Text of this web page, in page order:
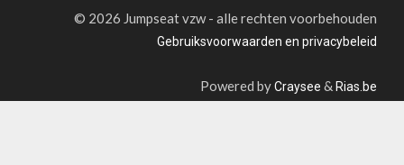
© 2026 Jumpseat vzw - alle rechten voorbehouden
Gebruiksvoorwaarden en privacybeleid
Powered byCraysee & Rias.be